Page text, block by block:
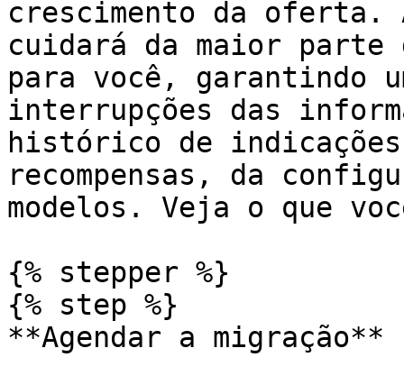
crescimento da oferta.
cuidará da maior parte
para você, garantindo
interrupções das
histórico de
recompensas, da
modelos. Veja o que
{% stepper %}
{% step %}
**Agendar a migração**